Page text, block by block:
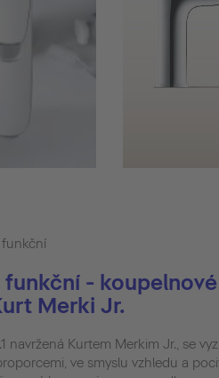
funkční
funkční -
Merki Jr.
navržená Kurtem Merkim Jr., se
ve smyslu vzhledu a